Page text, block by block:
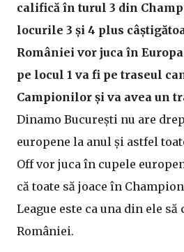
califică în turul 3 din
locurile 3 și 4 plus
României vor juca în
pe locul 1 va fi pe traseul
Campionilor și va avea un
Dinamo București nu are
europene la anul și astfel
Off vor juca în cupele
că toate să joace în
League este ca una din ele să
României.